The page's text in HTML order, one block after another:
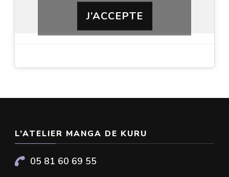
J’ACCEPTE
L’ATELIER MANGA DE KURU
05 81 60 69 55